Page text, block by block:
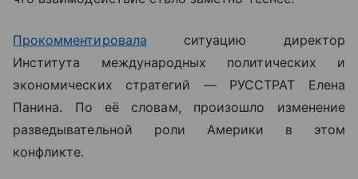
Прокомментировала ситуацию директор
Института международных политических и
экономических стратегий — РУССТРАТ Елена
Панина. По её словам, произошло изменение
разведывательной роли Америки в этом
конфликте.